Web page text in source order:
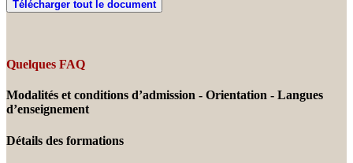
Télécharger tout le document
Quelques FAQ
Modalités et conditions d’admission - Orientation - Langues
d’enseignement
Détails des formations